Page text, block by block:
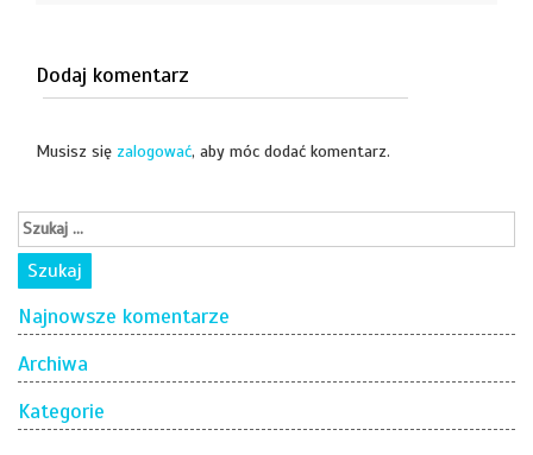
Dodaj komentarz
Musisz się zalogować, aby móc dodać komentarz.
Najnowsze komentarze
Archiwa
Kategorie